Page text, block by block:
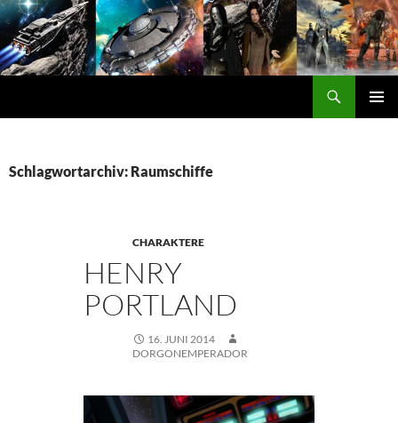
Zum
Inhalt
springen
Schlagwortarchiv: Raumschiffe
CHARAKTERE
HENRY
PORTLAND
16. JUNI 2014
DORGONEMPERADOR